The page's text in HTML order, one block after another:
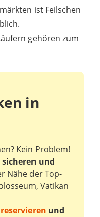
ist Feilschen
gehören zum
in
Kein Problem!
sicheren und
Nähe der Top-
Vatikan
und